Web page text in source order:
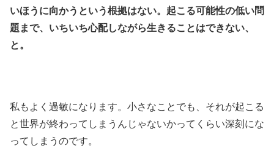
いほうに向かうという根拠はない。起こる可能性の低い問
題まで、いちいち心配しながら生きることはできない、
と。
私もよく過敏になります。小さなことでも、それが起こる
と世界が終わってしまうんじゃないかってくらい深刻にな
ってしまうのです。